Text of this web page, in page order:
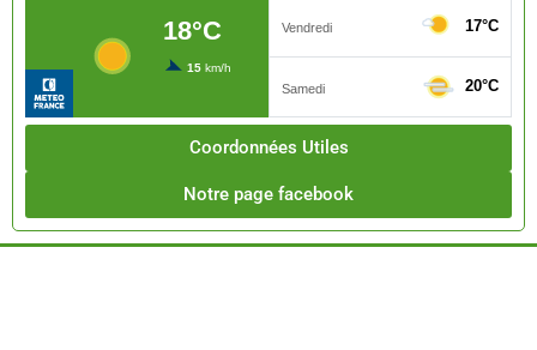
Coordonnées Utiles
Notre page facebook